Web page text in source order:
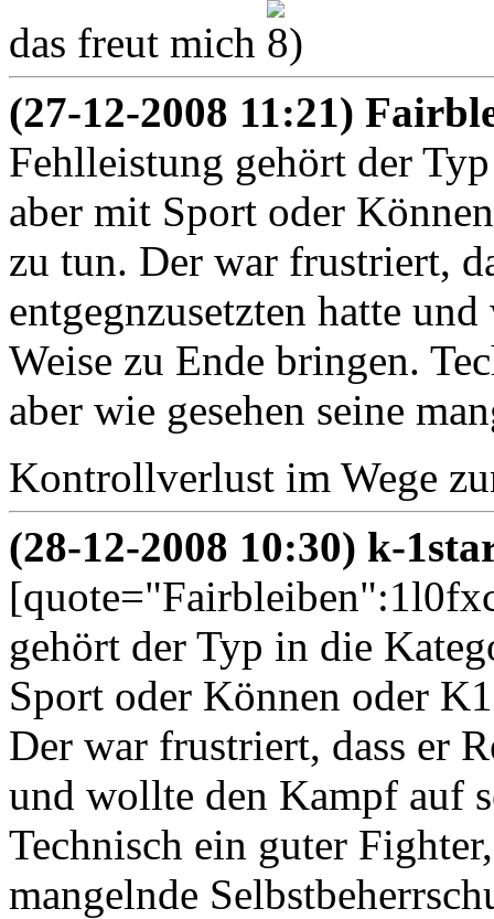
das freut mich
(27-12-2008 11:21)
Fehlleistung gehört der
aber mit Sport oder
zu tun. Der war frustriert,
entgegnzusetzten hatte
Weise zu Ende bringen.
aber wie gesehen seine
Kontrollverlust im Wege
(28-12-2008 10:30) k-
gehört der Typ in die
Sport oder Können oder
Der war frustriert, dass er
und wollte den Kampf auf
Technisch ein guter
mangelnde